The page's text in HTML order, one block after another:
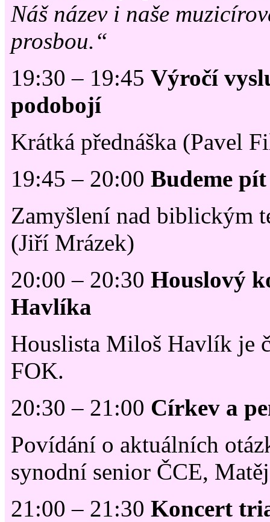
Náš název i naše
prosbou.“
19:30 – 19:45 Výročí
podobojí
Krátká přednáška (Pavel
19:45 – 20:00 Budeme
Zamyšlení nad biblickým
(Jiří Mrázek)
20:00 – 20:30 Houslový
Havlíka
Houslista Miloš Havlík je
FOK.
20:30 – 21:00 Církev a
Povídání o aktuálních
synodní senior ČCE,
21:00 – 21:30 Koncert